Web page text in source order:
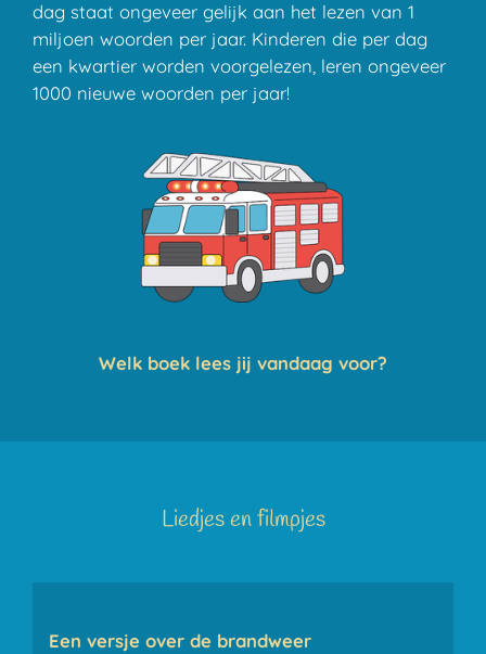
dag staat ongeveer gelijk aan het lezen van 1
miljoen woorden per jaar. Kinderen die per dag
een kwartier worden voorgelezen, leren ongeveer
1000 nieuwe woorden per jaar!
Welk boek lees jij vandaag voor?
Liedjes en filmpjes
Een versje over de brandweer